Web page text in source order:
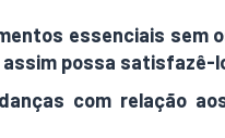
essenciais
possa satisfazê-
com relação